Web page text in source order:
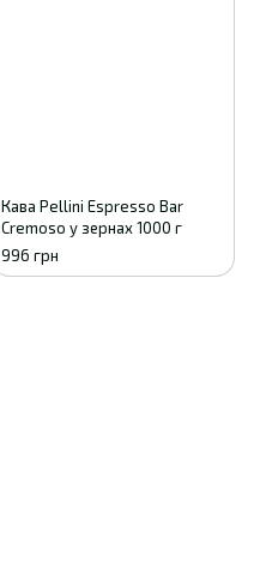
Кава Pellini Espresso Bar
Cremoso у зернах 1000 г
996 грн